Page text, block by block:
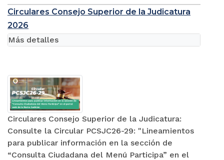
Circulares Consejo Superior de la Judicatura
2026
Circulares Consejo Superior de la Judicatura:
Consulte la Circular PCSJC26-29: "Lineamientos
para publicar información en la sección de
“Consulta Ciudadana del Menú Participa” en el
Más detalles